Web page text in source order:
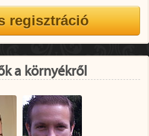
a környékről